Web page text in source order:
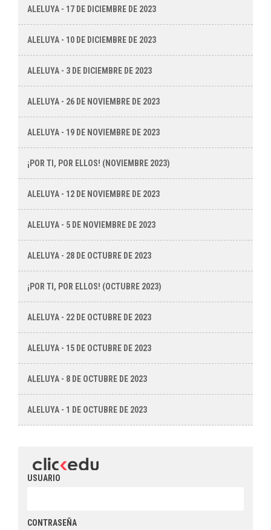
ALELUYA - 17 DE DICIEMBRE DE 2023
ALELUYA - 10 DE DICIEMBRE DE 2023
ALELUYA - 3 DE DICIEMBRE DE 2023
ALELUYA - 26 DE NOVIEMBRE DE 2023
ALELUYA - 19 DE NOVIEMBRE DE 2023
¡POR TI, POR ELLOS! (NOVIEMBRE 2023)
ALELUYA - 12 DE NOVIEMBRE DE 2023
ALELUYA - 5 DE NOVIEMBRE DE 2023
ALELUYA - 28 DE OCTUBRE DE 2023
¡POR TI, POR ELLOS! (OCTUBRE 2023)
ALELUYA - 22 DE OCTUBRE DE 2023
ALELUYA - 15 DE OCTUBRE DE 2023
ALELUYA - 8 DE OCTUBRE DE 2023
ALELUYA - 1 DE OCTUBRE DE 2023
USUARIO
CONTRASEÑA